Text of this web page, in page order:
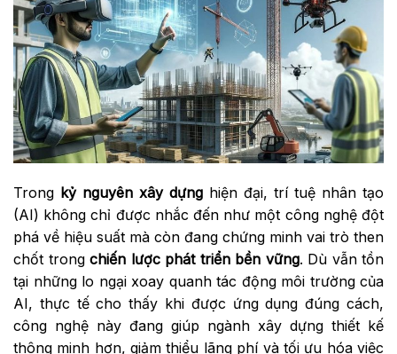
Trong kỷ nguyên xây dựng hiện đại, trí tuệ nhân tạo
(AI) không chỉ được nhắc đến như một công nghệ đột
phá về hiệu suất mà còn đang chứng minh vai trò then
chốt trong chiến lược phát triển bền vững. Dù vẫn tồn
tại những lo ngại xoay quanh tác động môi trường của
AI, thực tế cho thấy khi được ứng dụng đúng cách,
công nghệ này đang giúp ngành xây dựng thiết kế
thông minh hơn, giảm thiểu lãng phí và tối ưu hóa việc